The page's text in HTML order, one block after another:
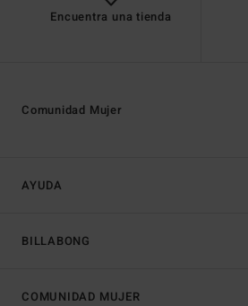
Encuentra una tienda
AYUDA
BILLABONG
Comunidad Mujer
COMUNIDAD MUJER